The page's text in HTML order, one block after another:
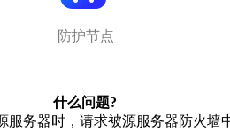
防护节点
什么问题?
服务器时，请求被源服务器防火墙